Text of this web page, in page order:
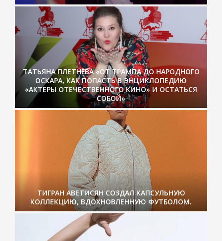
ТАТЬЯНА ПЛЕТНЁВА «ОТ ТРАМПА ДО НАРОДНОГО
ОСКАРА, КАК ПОПАСТЬ В ЭНЦИКЛОПЕДИЮ
«АКТЕРЫ ОТЕЧЕСТВЕННОГО КИНО» И ОСТАТЬСЯ
СОБОЙ»
ТИГРАН АВЕТИСЯН СОЗДАЛ КАПСУЛЬНУЮ
КОЛЛЕКЦИЮ, ВДОХНОВЛЕННУЮ ФУТБОЛОМ.